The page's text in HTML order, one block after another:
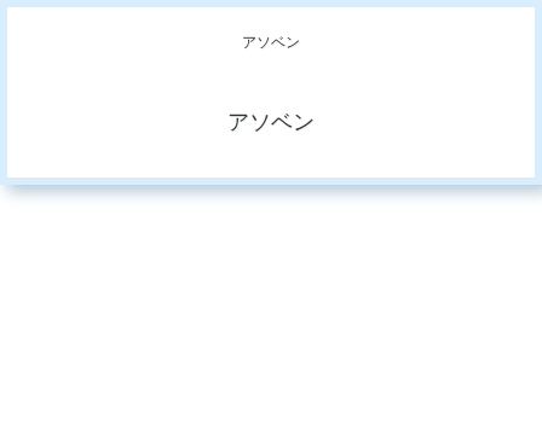
アソベン
アソベン